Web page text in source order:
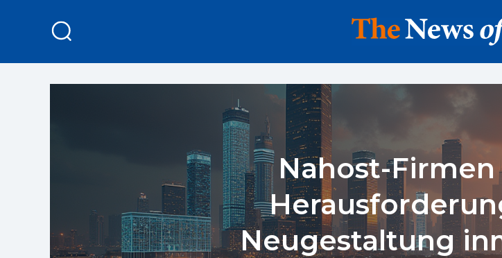
Nahost-
Neugestaltung